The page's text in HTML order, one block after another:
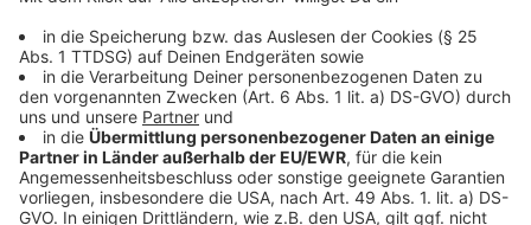
Die Orangen pressen. Die Linsen in 30 Gramm
Butter anschwitzen, anschließend mit dem
Orangensaft ablöschen.
Den Thymian zugeben und das Ganze bei mittlerer
Hitze weich kochen. Salzen, pfeffern und etwas
kalte Butter unterrühren.
Schalottenwürfel in Butter anschwitzen. Den
Spinat und eine feingehackte Knoblauchzehe